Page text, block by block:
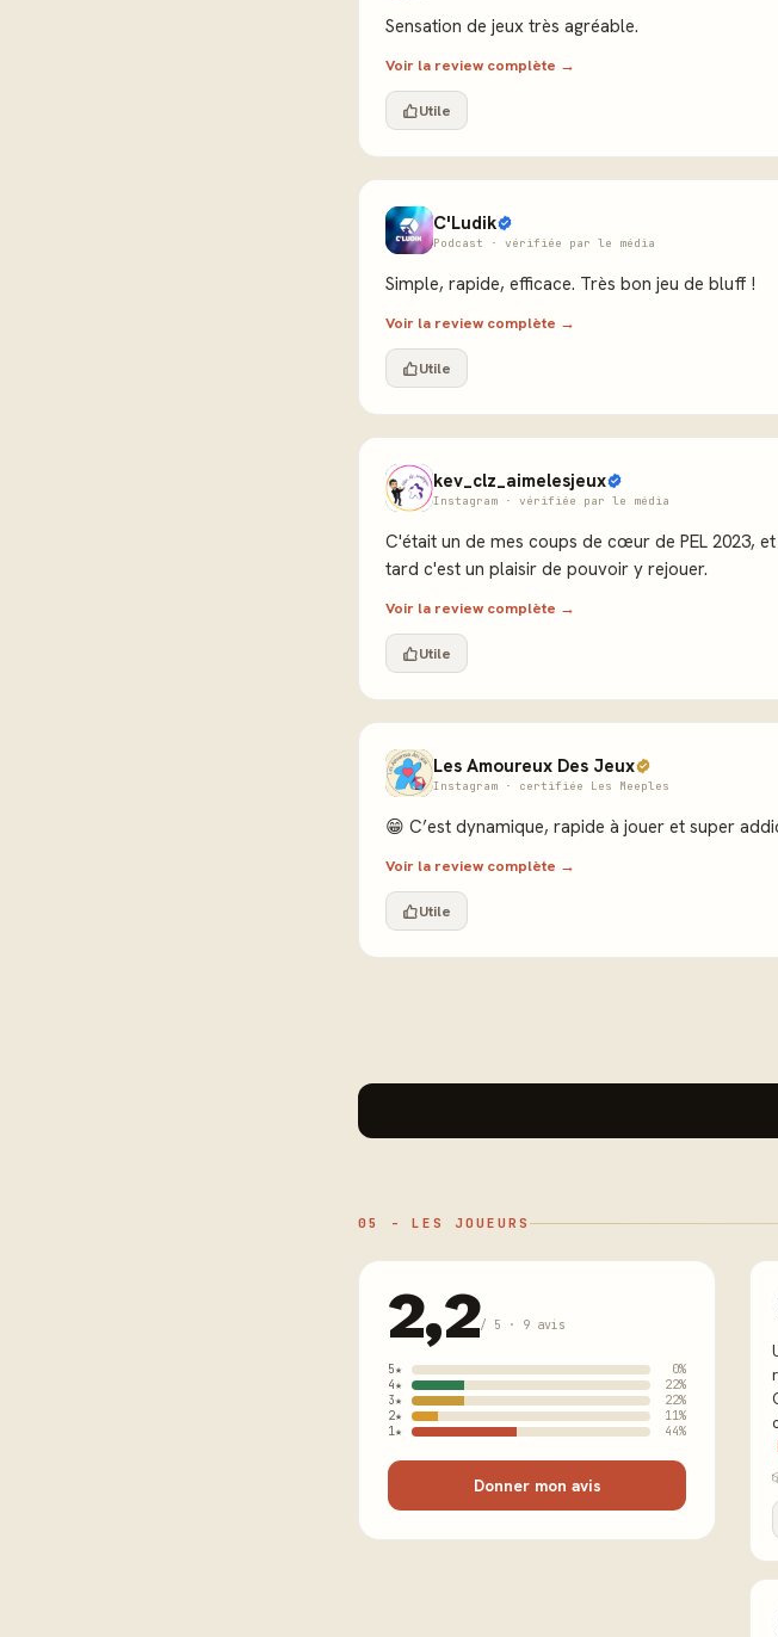
Sensation de jeux très agréable.
Voir la review complète →
Utile
C'Ludik
Podcast · vérifiée par le média
Simple, rapide, efficace. Très bon jeu de bluff !
Voir la review complète →
Utile
kev_clz_aimelesjeux
Instagram · vérifiée par le média
C'était un de mes coups de cœur de PEL 2023,
tard c'est un plaisir de pouvoir y rejouer.
Voir la review complète →
Utile
Les Amoureux Des Jeux
Instagram · certifiée Les Meeples
😁 C’est dynamique, rapide à jouer et super
Voir la review complète →
Utile
05 - LES JOUEURS
2,2/ 5 · 9 avis
5★
0%
4★
22%
3★
22%
2★
11%
1★
44%
Donner mon avis